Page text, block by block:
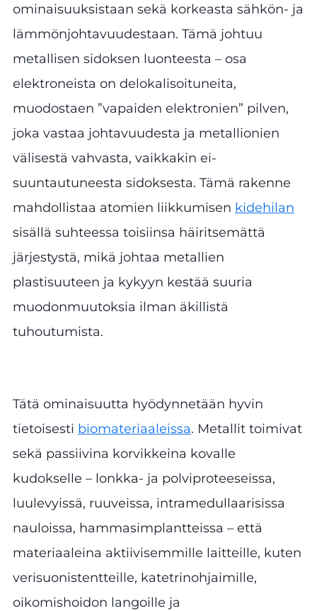
ominaisuuksistaan sekä korkeasta sähkön- ja
lämmönjohtavuudestaan. Tämä johtuu
metallisen sidoksen luonteesta – osa
elektroneista on delokalisoituneita,
muodostaen ”vapaiden elektronien” pilven,
joka vastaa johtavuudesta ja metallionien
välisestä vahvasta, vaikkakin ei-
suuntautuneesta sidoksesta. Tämä rakenne
mahdollistaa atomien liikkumisen kidehilan
sisällä suhteessa toisiinsa häiritsemättä
järjestystä, mikä johtaa metallien
plastisuuteen ja kykyyn kestää suuria
muodonmuutoksia ilman äkillistä
tuhoutumista.
Tätä ominaisuutta hyödynnetään hyvin
tietoisesti biomateriaaleissa. Metallit toimivat
sekä passiivina korvikkeina kovalle
kudokselle – lonkka- ja polviproteeseissa,
luulevyissä, ruuveissa, intramedullaarisissa
nauloissa, hammasimplantteissa – että
materiaaleina aktiivisemmille laitteille, kuten
verisuonistentteille, katetrinohjaimille,
oikomishoidon langoille ja